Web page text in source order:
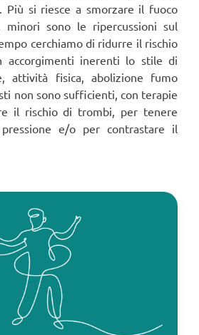
Più si riesce a smorzare il fuoco
minori sono le ripercussioni sul
cerchiamo di ridurre il rischio
accorgimenti inerenti lo stile di
attività fisica, abolizione fumo
non sono sufficienti, con terapie
il rischio di trombi, per tenere
e/o per contrastare il